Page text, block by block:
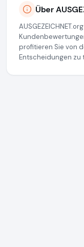
Über
profitieren Sie von
Entscheidungen zu